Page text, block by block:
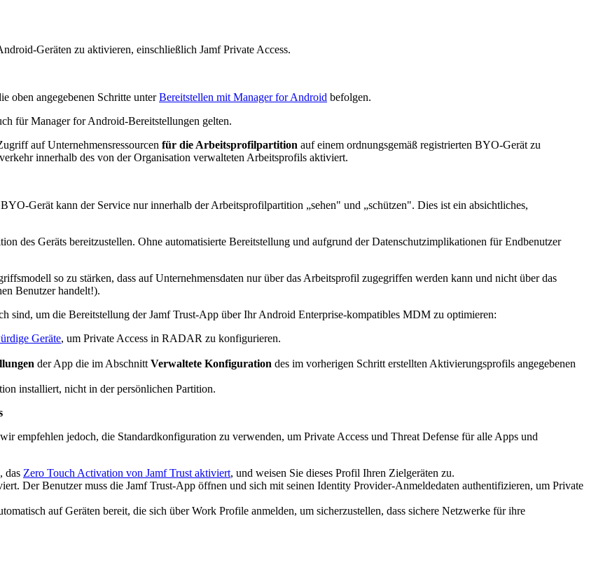
Geräten zu aktivieren, einschließlich Jamf Private Access.
oben angegebenen Schritte unterBereitstellen mit Manager for Android befolgen.
für Manager for Android-Bereitstellungen gelten.
auf Unternehmensressourcen für die Arbeitsprofilpartition auf einem ordnungsgemäß registrierten BYO-Gerät zu
innerhalb des von der Organisation verwalteten Arbeitsprofils aktiviert.
Gerät kann der Service nur innerhalb der Arbeitsprofilpartition „sehen" und „schützen". Dies ist ein absichtliches,
des Geräts bereitzustellen. Ohne automatisierte Bereitstellung und aufgrund der Datenschutzimplikationen für Endbenutzer
so zu stärken, dass auf Unternehmensdaten nur über das Arbeitsprofil zugegriffen werden kann und nicht über das
Benutzer handelt!).
sind, um die Bereitstellung der Jamf Trust-App über Ihr Android Enterprise-kompatibles MDM zu optimieren:
Geräte, um Private Access in RADAR zu konfigurieren.
der App die im Abschnitt Verwaltete Konfiguration des im vorherigen Schritt erstellten Aktivierungsprofils angegebenen
installiert, nicht in der persönlichen Partition.
empfehlen jedoch, die Standardkonfiguration zu verwenden, um Private Access und Threat Defense für alle Apps und
das Zero Touch Activation von Jamf Trust aktiviert, und weisen Sie dieses Profil Ihren Zielgeräten zu.
Der Benutzer muss die Jamf Trust-App öffnen und sich mit seinen Identity Provider-Anmeldedaten authentifizieren, um Private
auf Geräten bereit, die sich über Work Profile anmelden, um sicherzustellen, dass sichere Netzwerke für ihre